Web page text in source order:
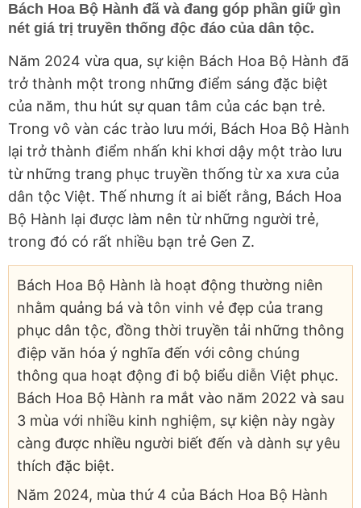
Bách Hoa Bộ Hành đã và đang góp phần giữ gìn
nét giá trị truyền thống độc đáo của dân tộc.
Năm 2024 vừa qua, sự kiện Bách Hoa Bộ Hành đã
trở thành một trong những điểm sáng đặc biệt
của năm, thu hút sự quan tâm của các bạn trẻ.
Trong vô vàn các trào lưu mới, Bách Hoa Bộ Hành
lại trở thành điểm nhấn khi khơi dậy một trào lưu
từ những trang phục truyền thống từ xa xưa của
dân tộc Việt. Thế nhưng ít ai biết rằng, Bách Hoa
Bộ Hành lại được làm nên từ những người trẻ,
trong đó có rất nhiều bạn trẻ Gen Z.
Bách Hoa Bộ Hành là hoạt động thường niên
nhằm quảng bá và tôn vinh vẻ đẹp của trang
phục dân tộc, đồng thời truyền tải những thông
điệp văn hóa ý nghĩa đến với công chúng
thông qua hoạt động đi bộ biểu diễn Việt phục.
Bách Hoa Bộ Hành ra mắt vào năm 2022 và sau
3 mùa với nhiều kinh nghiệm, sự kiện này ngày
càng được nhiều người biết đến và dành sự yêu
thích đặc biệt.
Năm 2024, mùa thứ 4 của Bách Hoa Bộ Hành